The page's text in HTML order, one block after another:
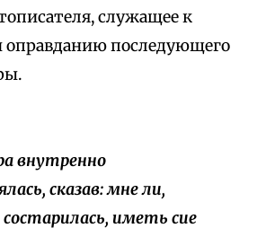
служащее к
оправданию последующего
внутренно
сказав: мне ли,
состарилась, иметь сие